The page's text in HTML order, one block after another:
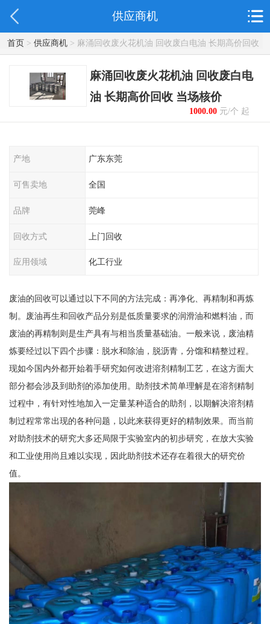
供应商机
首页> 供应商机> 麻涌回收废火花机油 回收废白电油 长期高价回收
当场核价
麻涌回收废火花机油 回收废白电
油 长期高价回收 当场核价
1000.00元/个 起
产地 广东东莞
可售卖地 全国
品牌 莞峰
回收方式 上门回收
应用领域 化工行业
废油的回收可以通过以下不同的方法完成：再净化、再精制和再炼
制。废油再生和回收产品分别是低质量要求的润滑油和燃料油，而
废油的再精制则是生产具有与相当质量基础油。一般来说，废油精
炼要经过以下四个步骤：脱水和除油，脱沥青，分馏和精整过程。
现如今国内外都开始着手研究如何改进溶剂精制工艺，在这方面大
部分都会涉及到助剂的添加使用。助剂技术简单理解是在溶剂精制
过程中，有针对性地加入一定量某种适合的助剂，以期解决溶剂精
制过程常常出现的各种问题，以此来获得更好的精制效果。而当前
对助剂技术的研究大多还局限于实验室内的初步研究，在放大实验
和工业使用尚且难以实现，因此助剂技术还存在着很大的研究价
值。